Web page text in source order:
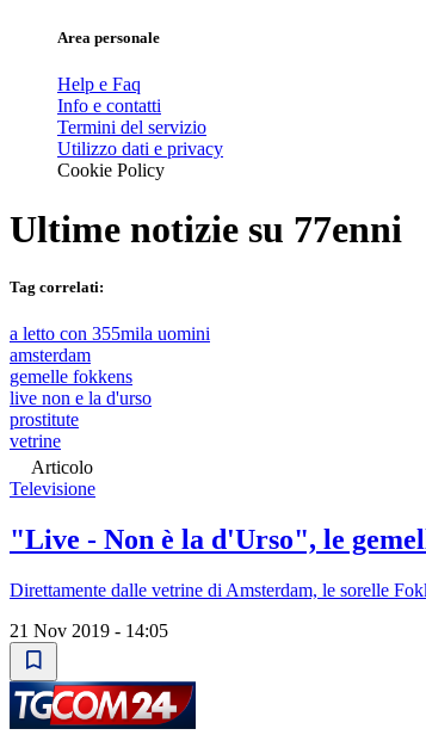
Area personale
Help e Faq
Info e contatti
Termini del servizio
Utilizzo dati e privacy
Cookie Policy
Ultime notizie su 77enni
Tag correlati:
a letto con 355mila uomini
amsterdam
gemelle fokkens
live non e la d'urso
prostitute
vetrine
Articolo
Televisione
"Live - Non è la d'Urso", le
Direttamente dalle vetrine di Amsterdam, le sorelle
21 Nov 2019 - 14:05